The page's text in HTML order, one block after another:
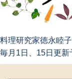
料理研究家徳永睦
毎月1日、15日更新